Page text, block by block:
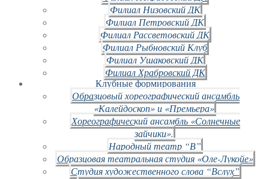
Филиал Низовский ДК
Филиал Петровский ДК
Филиал Рассветовский ДК
Филиал Рыбновский Клуб
Филиал Ушаковский ДК
Филиал Храбровский ДК
Клубные формирования
Образцовый хореографический ансамбль
«Калейдоскоп» и «Премьера»
Хореографический ансамбль «Солнечные
зайчики».
Народный театр “В”
Образцовая театральная студия «Оле-Лукойе»
Студия художественного слова “Вслух”